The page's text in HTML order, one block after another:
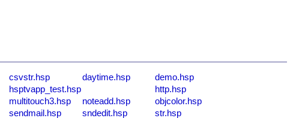
csvstr.hsp daytime.hsp
demo.hsp
hsptvapp_test.hsp
http.hsp
multitouch3.hsp noteadd.hsp
objcolor.hsp
sendmail.hsp sndedit.hsp
str.hsp